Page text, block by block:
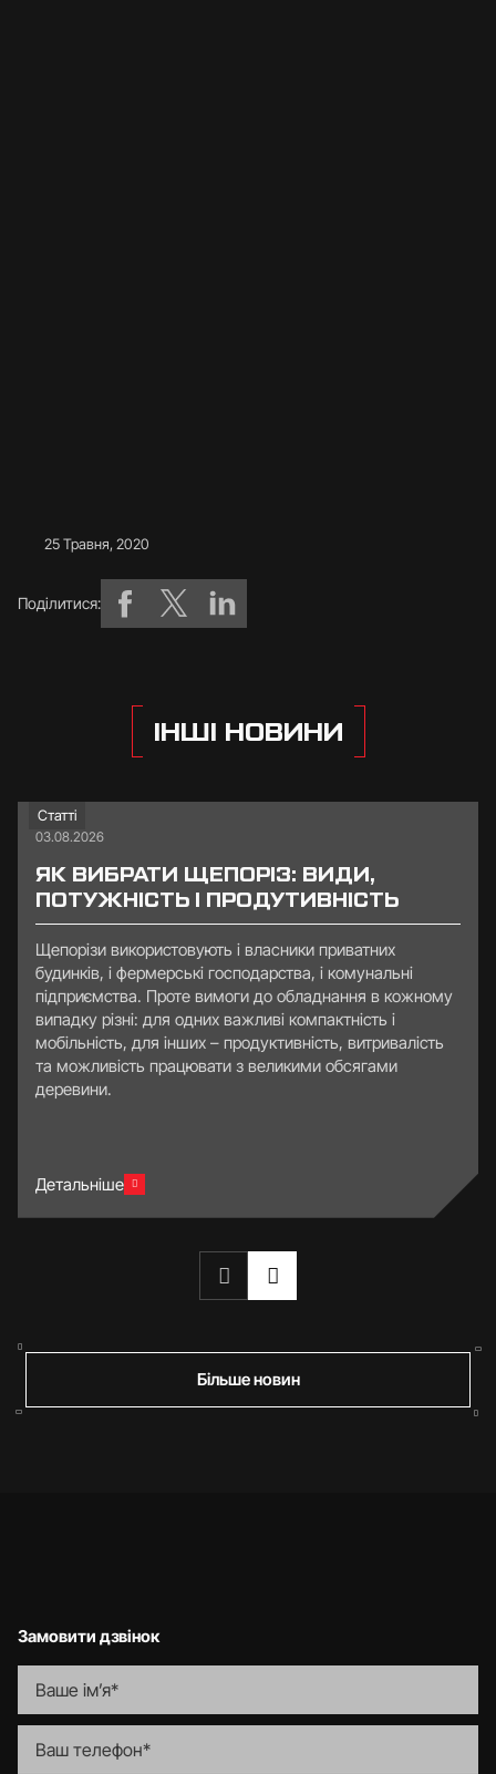
25 Травня, 2020
Поділитися:
ІНШІ НОВИНИ
Статті
03.08.2026
ЯК ВИБРАТИ ЩЕПОРІЗ: ВИДИ,
ПОТУЖНІСТЬ І ПРОДУТИВНІСТЬ
Щепорізи використовують і власники приватних
будинків, і фермерські господарства, і комунальні
підприємства. Проте вимоги до обладнання в кожному
випадку різні: для одних важливі компактність і
мобільність, для інших – продуктивність, витривалість
та можливість працювати з великими обсягами
деревини.
Детальніше
Більше новин
Замовити дзвінок